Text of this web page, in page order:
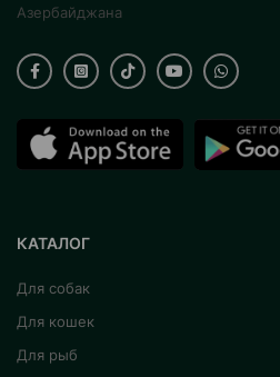
Азербайджана
КАТАЛОГ
Для собак
Для кошек
Для рыб